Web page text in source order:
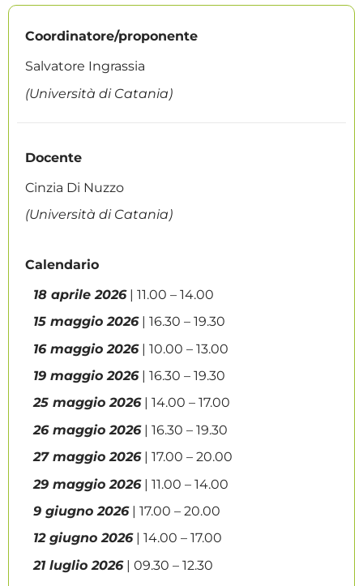
Coordinatore/proponente
Salvatore Ingrassia
(Università di Catania)
Docente
Cinzia Di Nuzzo
(Università di Catania)
Calendario
18 aprile 2026| 11.00 – 14.00
15 maggio 2026| 16.30 – 19.30
16 maggio 2026| 10.00 – 13.00
19 maggio 2026| 16.30 – 19.30
25 maggio 2026| 14.00 – 17.00
26 maggio 2026| 16.30 – 19.30
27 maggio 2026| 17.00 – 20.00
29 maggio 2026| 11.00 – 14.00
9 giugno 2026| 17.00 – 20.00
12 giugno 2026| 14.00 – 17.00
21 luglio 2026| 09.30 – 12.30